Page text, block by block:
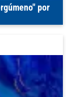
por